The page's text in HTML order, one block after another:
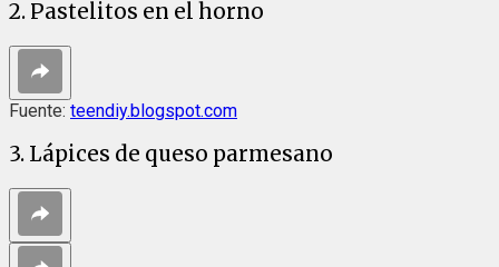
2. Pastelitos en el horno
Fuente: teendiy.blogspot.com
3. Lápices de queso parmesano